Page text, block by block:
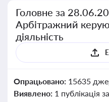
Головне за
Арбітражний
діяльність
Опрацьовано: 15635
Виявлено: 1 публікація